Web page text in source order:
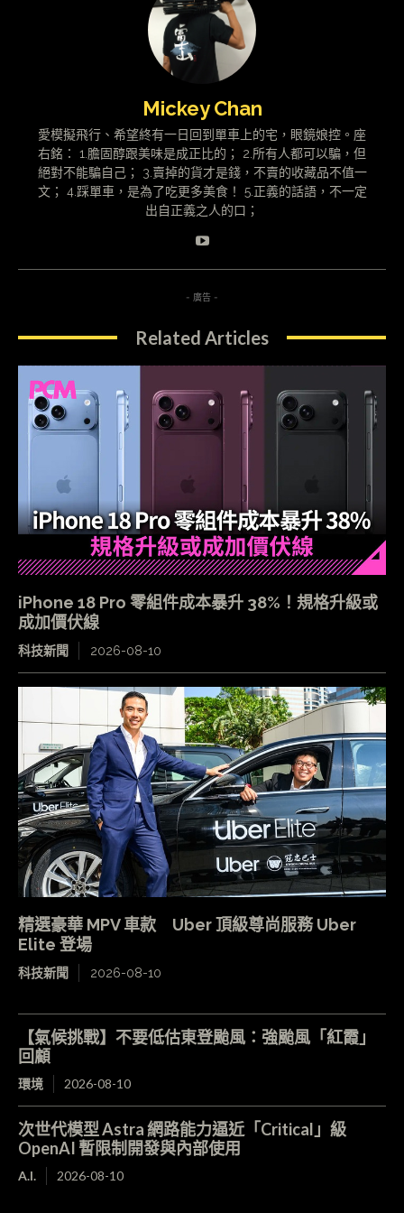
Mickey Chan
愛模擬飛行、希望終有一日回到單車上的宅，眼鏡娘控。座
右銘： 1.膽固醇跟美味是成正比的； 2.所有人都可以騙，但
絕對不能騙自己； 3.賣掉的貨才是錢，不賣的收藏品不值一
文； 4.踩單車，是為了吃更多美食！ 5.正義的話語，不一定
出自正義之人的口；
- 廣告 -
Related Articles
iPhone 18 Pro 零組件成本暴升 38%！規格升級或
成加價伏線
科技新聞 2026-08-10
精選豪華 MPV 車款 Uber 頂級尊尚服務 Uber
Elite 登場
科技新聞 2026-08-10
【氣候挑戰】不要低估東登颱風：強颱風「紅霞」
回顧
環境 2026-08-10
次世代模型 Astra 網路能力逼近「Critical」級
OpenAI 暫限制開發與內部使用
A.I. 2026-08-10